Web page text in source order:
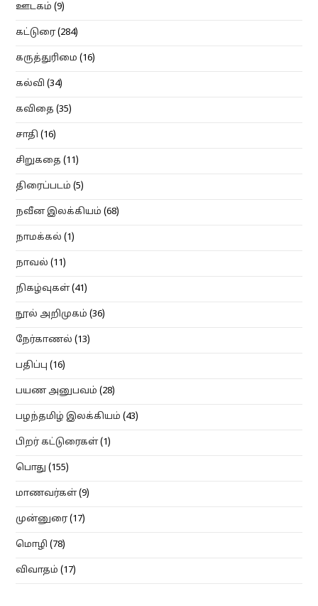
ஊடகம் (9)
கட்டுரை(284)
கருத்துரிமை (16)
கல்வி (34)
கவிதை (35)
சாதி (16)
சிறுகதை (11)
திரைப்படம் (5)
நவீன இலக்கியம் (68)
நாமக்கல் (1)
நாவல் (11)
நிகழ்வுகள்(41)
நூல் அறிமுகம் (36)
நேர்காணல் (13)
பதிப்பு (16)
பயண அனுபவம் (28)
பழந்தமிழ் இலக்கியம் (43)
பிறர் கட்டுரைகள்(1)
பொது (155)
மாணவர்கள்(9)
முன்னுரை(17)
மொழி (78)
விவாதம் (17)